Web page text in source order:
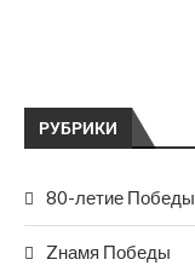
РУБРИКИ
80-летие Победы
Zнамя Победы